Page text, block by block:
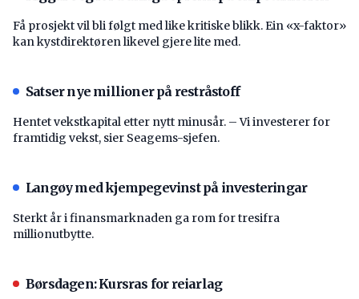
Få prosjekt vil bli følgt med like kritiske blikk. Ein «x-faktor»
kan kystdirektøren likevel gjere lite med.
Satser nye millioner på restråstoff
Hentet vekstkapital etter nytt minusår. – Vi investerer for
framtidig vekst, sier Seagems-sjefen.
Langøy med kjempegevinst på investeringar
Sterkt år i finansmarknaden ga rom for tresifra
millionutbytte.
Børsdagen: Kursras for reiarlag